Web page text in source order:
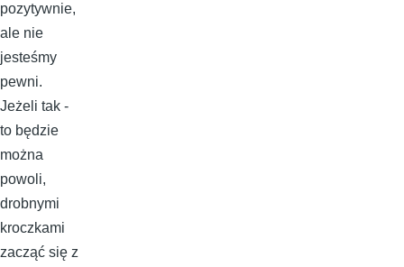
pozytywnie,
ale nie
jesteśmy
pewni.
Jeżeli tak -
to będzie
można
powoli,
drobnymi
kroczkami
zacząć się z